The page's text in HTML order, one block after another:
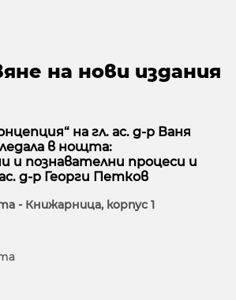
на нови издания
на гл. ас. д-р Ваня
в нощта:
и познавателни процеси и
д-р Георги Петков
- Книжарница, корпус 1